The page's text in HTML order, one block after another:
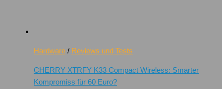
Hardware / Reviews und Tests
CHERRY XTRFY K33 Compact Wireless: Smarter
Kompromiss für 60 Euro?